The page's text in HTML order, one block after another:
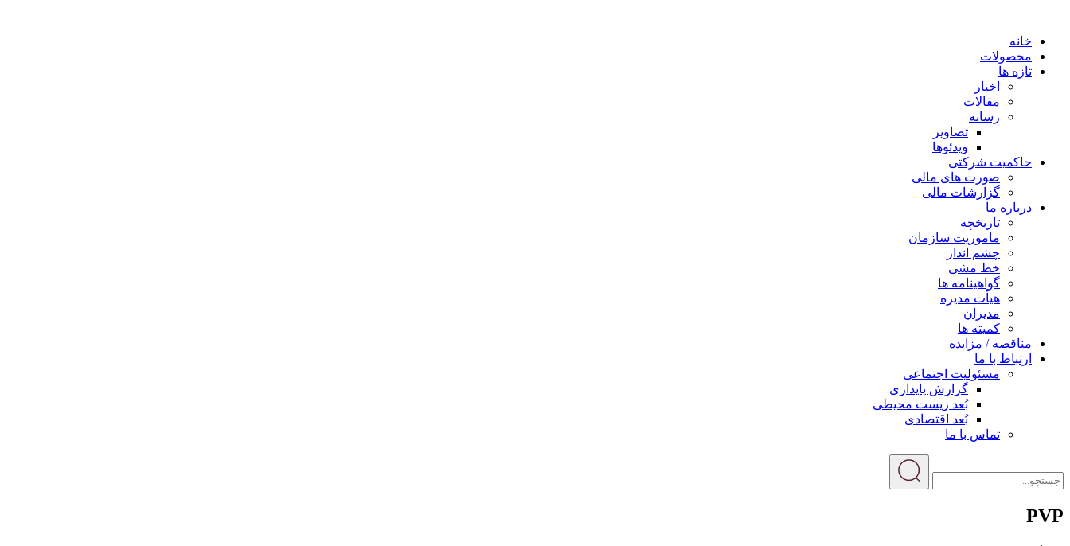
خانه
محصولات
تازه ها
اخبار
مقالات
رسانه
تصاویر
ویدئوها
حاکمیت شرکتی
صورت های مالی
گزارشات مالی
درباره ما
تاریخچه
ماموریت سازمان
چشم انداز
خط مشی
گواهینامه ها
هیأت مدیره
مدیران
کمیته ها
مناقصه / مزایده
ارتباط با ما
مسئولیت اجتماعی
گزارش پایداری
بُعد زیست محیطی
بُعد اقتصادی
تماس با ما
PVP